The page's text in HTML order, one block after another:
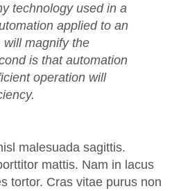
technology used in a
applied to an
magnify the
is that automation
operation will
malesuada sagittis.
mattis. Nam in lacus
tortor. Cras vitae purus non